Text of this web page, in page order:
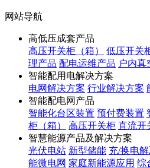
网站导航
高低压成套产品
高压开关柜（箱）
低压开关
理产品 配电运维产品 户内真
智能配用电解决方案
电网解决方案 行业解决方案
智能配电网产品
智能化台区装置 预付费装置
柜（箱）
高压开关柜 直流开
智慧能源产品及解决方案
光伏电站 新型储能 充/换电
能微电网 家庭新能源应用 综